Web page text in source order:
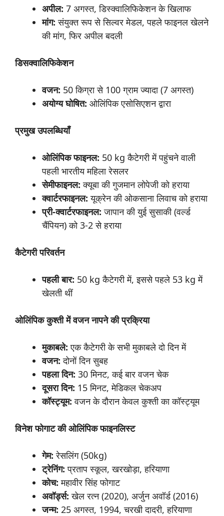
अपील: 7 अगस्त, डिस्क्वालिफिकेशन के खिलाफ
मांग: संयुक्त रूप से सिल्वर मेडल, पहले फाइनल खेलने
की मांग, फिर अपील बदली
डिसक्वालिफिकेशन
वजन: 50 किग्रा से 100 ग्राम ज्यादा (7 अगस्त)
अयोग्यघोषित: ओलिंपिक एसोसिएशन द्वारा
प्रमुखउपलब्धियाँ
ओलिंपिकफाइनल: 50 kg कैटेगरी में पहुंचने वाली
पहली भारतीय महिला रेसलर
सेमीफाइनल: क्यूबा की गुजमान लोपेजी को हराया
क्वार्टरफाइनल: यूक्रेन की ओकसाना लिवाच को हराया
प्री-क्वार्टरफाइनल: जापान की युई सुसाकी (वर्ल्ड
चैंपियन) को 3-2 से हराया
कैटेगरीपरिवर्तन
पहलीबार: 50 kg कैटेगरी में, इससे पहले 53 kg में
खेलती थीं
ओलिंपिककुश्तीमेंवजननापनेकीप्रक्रिया
मुकाबले: एक कैटेगरी के सभी मुकाबले दो दिन में
वजन: दोनों दिन सुबह
पहलादिन: 30 मिनट, कई बार वजन चेक
दूसरादिन: 15 मिनट, मेडिकल चेकअप
कॉस्ट्यूम: वजन के दौरान केवल कुश्ती का कॉस्ट्यूम
विनेशफोगाटकीओलिंपिकफाइनलिस्ट
गेम: रेसलिंग (50kg)
ट्रेनिंग: प्रताप स्कूल, खरखोड़ा, हरियाणा
कोच: महावीर सिंह फोगाट
अवॉर्ड्स: खेल रत्न (2020), अर्जुन अवॉर्ड (2016)
जन्म: 25 अगस्त, 1994, चरखी दादरी, हरियाणा